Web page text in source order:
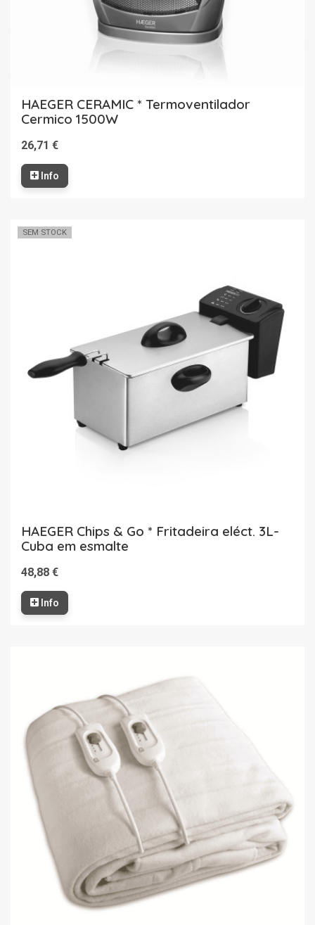
HAEGER CERAMIC * Termoventilador
Cermico 1500W
26,71 €
Info
SEM STOCK
HAEGER Chips & Go * Fritadeira eléct. 3L-
Cuba em esmalte
48,88 €
Info